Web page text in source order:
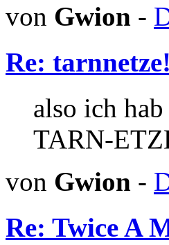
von Gwion -
Re: tarnnetze!
also ich
TARN-
von Gwion -
Re: Twice A